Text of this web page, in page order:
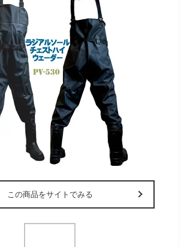
この商品をサイトでみる